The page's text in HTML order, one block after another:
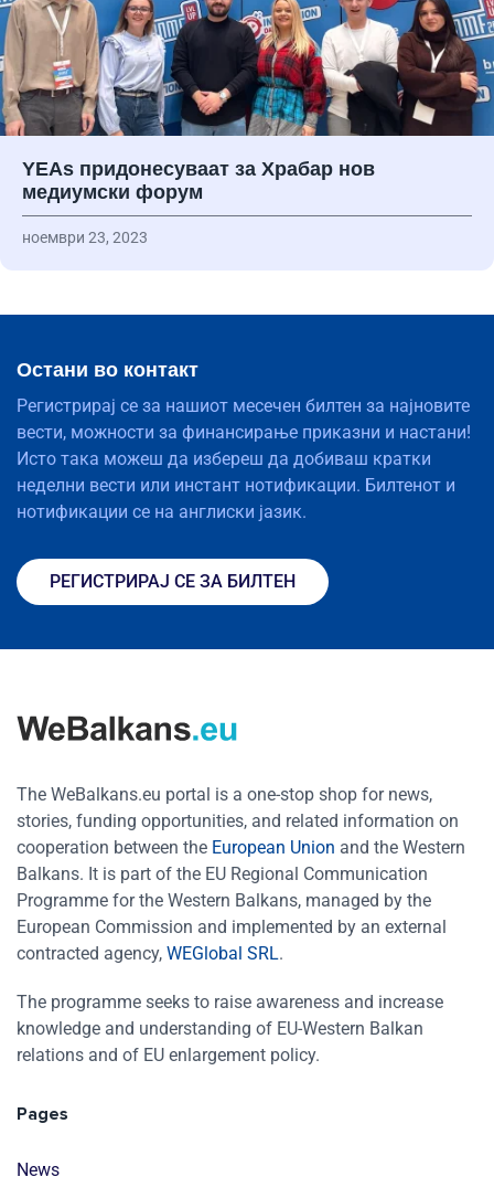
YEAs придонесуваат за Храбар нов
медиумски форум
ноември 23, 2023
Остани во контакт
Регистрирај се за нашиот месечен билтен за најновите
вести, можности за финансирање приказни и настани!
Исто така можеш да избереш да добиваш кратки
неделни вести или инстант нотификации. Билтенот и
нотификации се на англиски јазик.
РЕГИСТРИРАЈ СЕ ЗА БИЛТЕН
The WeBalkans.eu portal is a one-stop shop for news,
stories, funding opportunities, and related information on
cooperation between the European Union and the Western
Balkans. It is part of the EU Regional Communication
Programme for the Western Balkans, managed by the
European Commission and implemented by an external
contracted agency, WEGlobal SRL.
The programme seeks to raise awareness and increase
knowledge and understanding of EU-Western Balkan
relations and of EU enlargement policy.
Pages
News